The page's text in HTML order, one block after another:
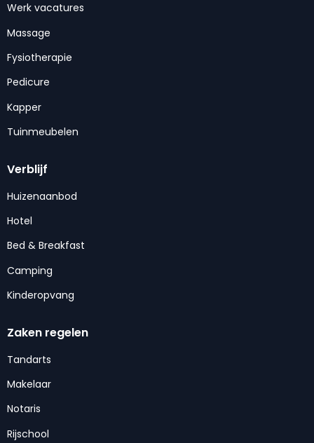
Werk vacatures
Massage
Fysiotherapie
Pedicure
Kapper
Tuinmeubelen
Verblijf
Huizenaanbod
Hotel
Bed & Breakfast
Camping
Kinderopvang
Zaken regelen
Tandarts
Makelaar
Notaris
Rijschool